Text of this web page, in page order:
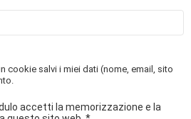
cookie salvi i miei dati (nome, email, sito
accetti la memorizzazione e la